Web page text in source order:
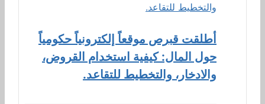
أطلقت قبرص موقعاً إلكترونياً حكومياً
حول المال: كيفية استخدام القروض،
والادخار، والتخطيط للتقاعد.